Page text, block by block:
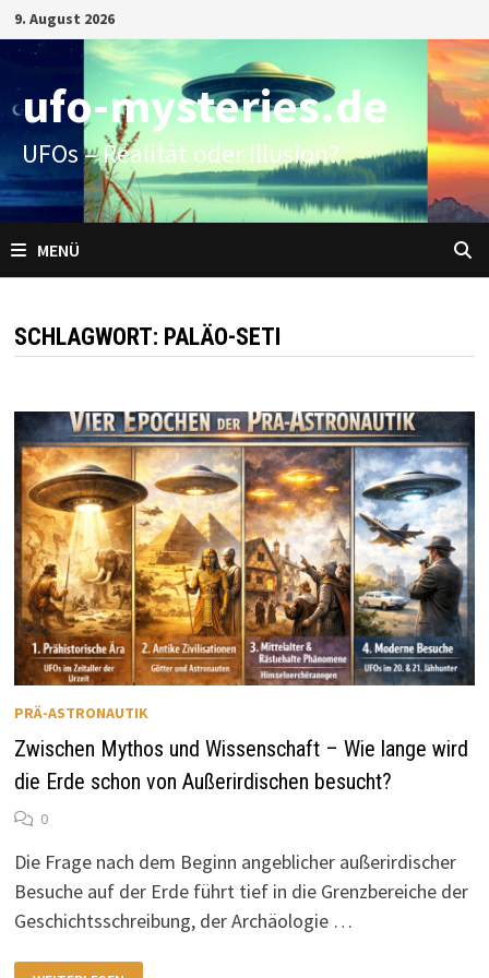
Zum
Inhalt
springen
9. August 2026
ufo-mysteries.de
UFOs – Realität oder Illusion?
MENÜ
SCHLAGWORT: PALÄO-SETI
PRÄ-ASTRONAUTIK
Zwischen Mythos und Wissenschaft – Wie lange wird
die Erde schon von Außerirdischen besucht?
0
Die Frage nach dem Beginn angeblicher außerirdischer
Besuche auf der Erde führt tief in die Grenzbereiche der
Geschichtsschreibung, der Archäologie …
ZWISCHEN